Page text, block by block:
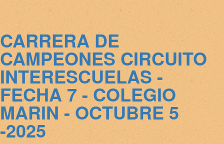
CARRERA DE
CAMPEONES CIRCUITO
INTERESCUELAS -
FECHA 7 - COLEGIO
MARIN - OCTUBRE 5
-2025